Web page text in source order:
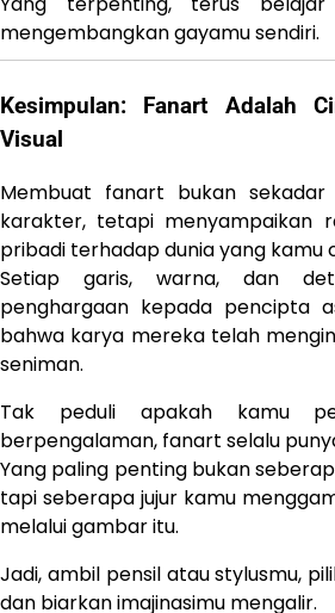
mengembangkan gayamu sendiri.
Kesimpulan: Fanart Adalah
Visual
Membuat fanart bukan
karakter, tetapi menyampaikan
pribadi terhadap dunia yang kamu
Setiap garis, warna, dan
penghargaan kepada pencipta
bahwa karya mereka telah
seniman.
Tak peduli apakah kamu
berpengalaman, fanart selalu
Yang paling penting bukan
tapi seberapa jujur kamu
melalui gambar itu.
Jadi, ambil pensil atau stylusmu,
dan biarkan imajinasimu mengalir.